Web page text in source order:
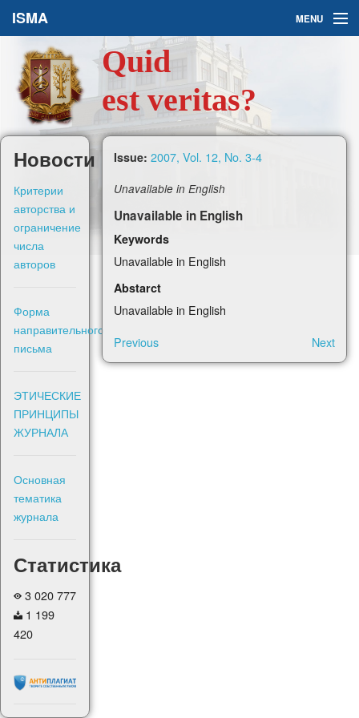
ISMA MENU
Issues
About Us
Ask a Question
For Authors
Sign in
Quid
est veritas?
Новости
Критерии
авторства и
ограничение
числа
авторов
Форма
направительного
письма
ЭТИЧЕСКИЕ
ПРИНЦИПЫ
ЖУРНАЛА
Основная
тематика
журнала
Статистика
3 020 777
1 199
420
Issue: 2007, Vol. 12, No. 3-4
Unavailable in English
Unavailable in English
Keywords
Unavailable in English
Abstarct
Unavailable in English
Previous
Next